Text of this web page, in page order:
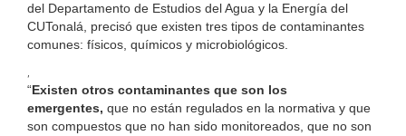
del Departamento de Estudios del Agua y la Energía del
CUTonalá, precisó que existen tres tipos de contaminantes
comunes: físicos, químicos y microbiológicos.
,
“Existen otros contaminantes que son los
emergentes, que no están regulados en la normativa y que
son compuestos que no han sido monitoreados, que no son